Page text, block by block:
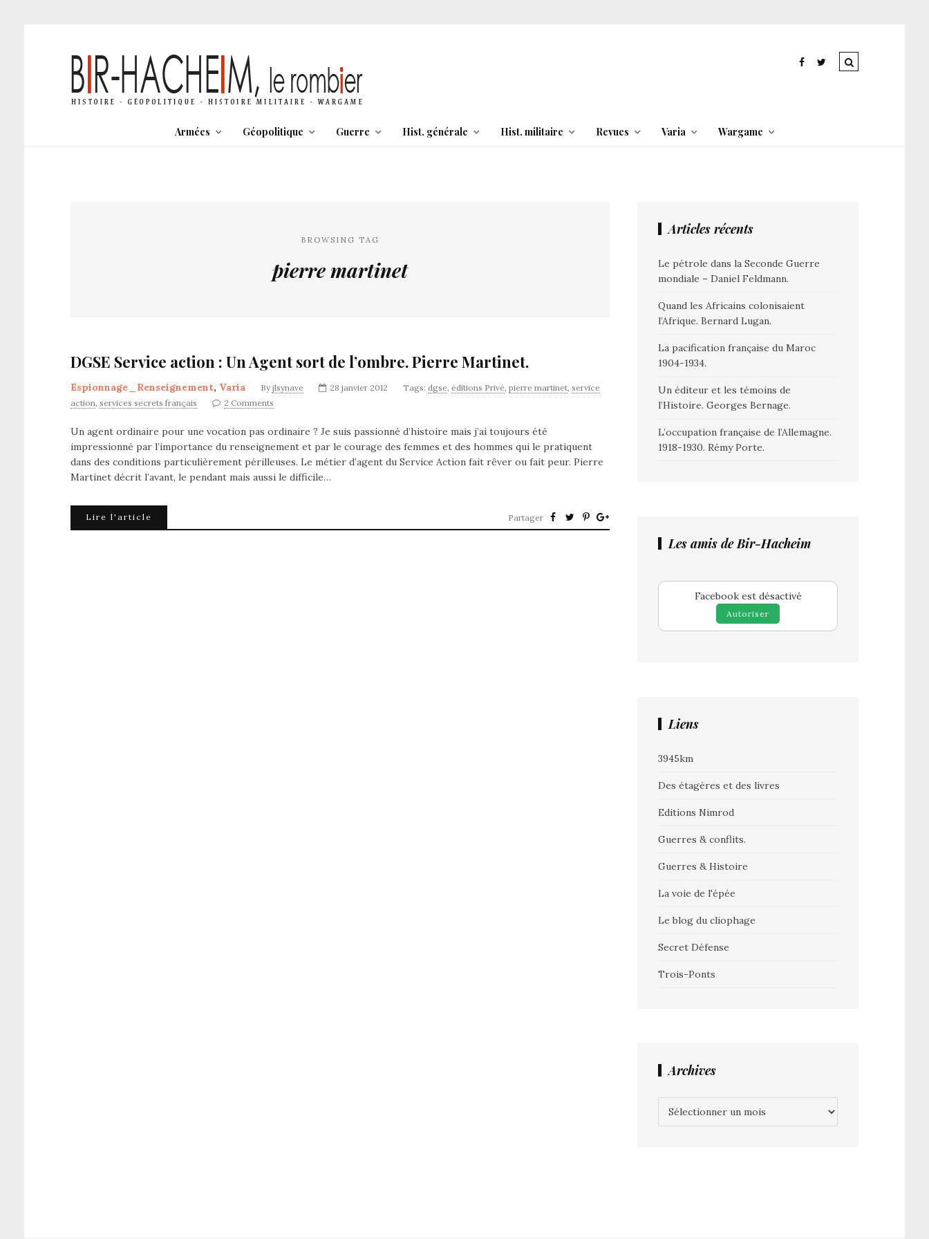
Armées Géopolitique Guerre Hist. générale Hist. militaire Revues Varia Wargame
BROWSING TAG
pierre martinet
DGSE Service action : Un Agent sort de l’ombre. Pierre Martinet.
Espionnage_Renseignement, Varia By jlsynave 28 janvier 2012 Tags: dgse, éditions Privé, pierre martinet, service
action, services secrets français 2 Comments
Un agent ordinaire pour une vocation pas ordinaire ? Je suis passionné d’histoire mais j’ai toujours été
impressionné par l’importance du renseignement et par le courage des femmes et des hommes qui le pratiquent
dans des conditions particulièrement périlleuses. Le métier d’agent du Service Action fait rêver ou fait peur. Pierre
Martinet décrit l’avant, le pendant mais aussi le difficile…
Lire l'article Partager
Articles récents
Le pétrole dans la Seconde Guerre
mondiale – Daniel Feldmann.
Quand les Africains colonisaient
l’Afrique. Bernard Lugan.
La pacification française du Maroc
1904-1934.
Un éditeur et les témoins de
l’Histoire. Georges Bernage.
L’occupation française de l’Allemagne.
1918-1930. Rémy Porte.
Les amis de Bir-Hacheim
Facebook est désactivé
Autoriser
Liens
3945km
Des étagères et des livres
Editions Nimrod
Guerres & conflits.
Guerres & Histoire
La voie de l'épée
Le blog du cliophage
Secret Défense
Trois-Ponts
Archives